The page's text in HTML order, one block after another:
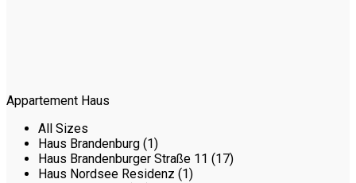
Appartement Haus
All Sizes
Haus Brandenburg (1)
Haus Brandenburger Straße 11 (17)
Haus Nordsee Residenz (1)